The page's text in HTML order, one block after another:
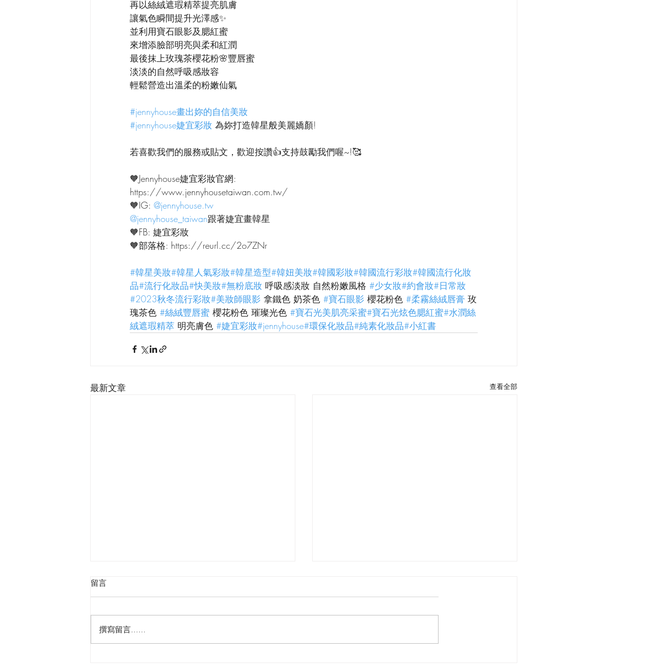
再以絲絨遮瑕精萃提亮肌膚
讓氣色瞬間提升光澤感✨
並利用寶石眼影及腮紅蜜
來增添臉部明亮與柔和紅潤
最後抹上玫瑰茶櫻花粉🌸豐唇蜜
淡淡的自然呼吸感妝容
輕鬆營造出溫柔的粉嫩仙氣
#jennyhouse畫出妳的自信美妝
#jennyhouse婕宜彩妝 為妳打造韓星般美麗嬌顏!
若喜歡我們的服務或貼文，歡迎按讚👍支持鼓勵我們喔~!🥰
🧡Jennyhouse婕宜彩妝官網:
https://www.jennyhousetaiwan.com.tw/
🧡IG: @jennyhouse.tw
@jennyhouse_taiwan跟著婕宜畫韓星
🧡FB: 婕宜彩妝
🧡部落格: https://reurl.cc/2o7ZNr
#韓星美妝#韓星人氣彩妝#韓星造型#韓妞美妝#韓國彩妝#韓國流行彩妝#韓國流行化妝
品#流行化妝品#快美妝#無粉底妝 呼吸感淡妝 自然粉嫩風格 #少女妝#約會妝#日常妝
#2023秋冬流行彩妝#美妝師眼影 拿鐵色 奶茶色 #寶石眼影 櫻花粉色 #柔霧絲絨唇膏 玫
瑰茶色 #絲絨豐唇蜜 櫻花粉色 璀璨光色 #寶石光美肌亮采蜜#寶石光炫色腮紅蜜#水潤絲
絨遮瑕精萃 明亮膚色 #婕宜彩妝#jennyhouse#環保化妝品#純素化妝品#小紅書
最新文章 查看全部
留言
撰寫留言......